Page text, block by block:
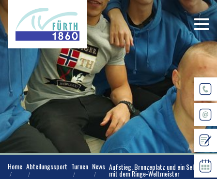
Home Abteilungssport Turnen News Aufstieg, Bronzeplatz und ein Selfie
mit dem Ringe-Weltmeister